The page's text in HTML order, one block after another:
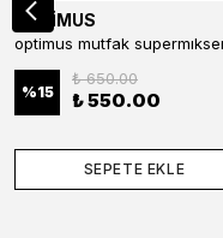
OPTİMUS
%15
₺ 650.00
₺ 550.00
SEPETE EKLE